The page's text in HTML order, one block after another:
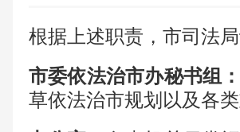
根据上述职责，市司法
市委依法治市办秘书组
草依法治市规划以及各